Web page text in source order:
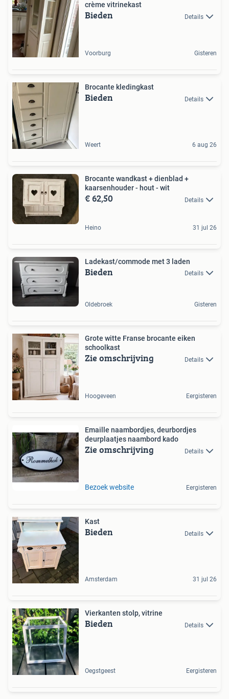
crème vitrinekast
Bieden Details
Voorburg Gisteren
Brocante kledingkast
Bieden Details
Weert 6 aug 26
Brocante wandkast + dienblad +
kaarsenhouder - hout - wit
€ 62,50 Details
Heino 31 jul 26
Ladekast/commode met 3 laden
Bieden Details
Oldebroek Gisteren
Grote witte Franse brocante eiken
schoolkast
Zie omschrijving Details
Hoogeveen Eergisteren
Emaille naambordjes, deurbordjes
deurplaatjes naambord kado
Zie omschrijving Details
Bezoek website Eergisteren
Kast
Bieden Details
Amsterdam 31 jul 26
Vierkanten stolp, vitrine
Bieden Details
Oegstgeest Eergisteren